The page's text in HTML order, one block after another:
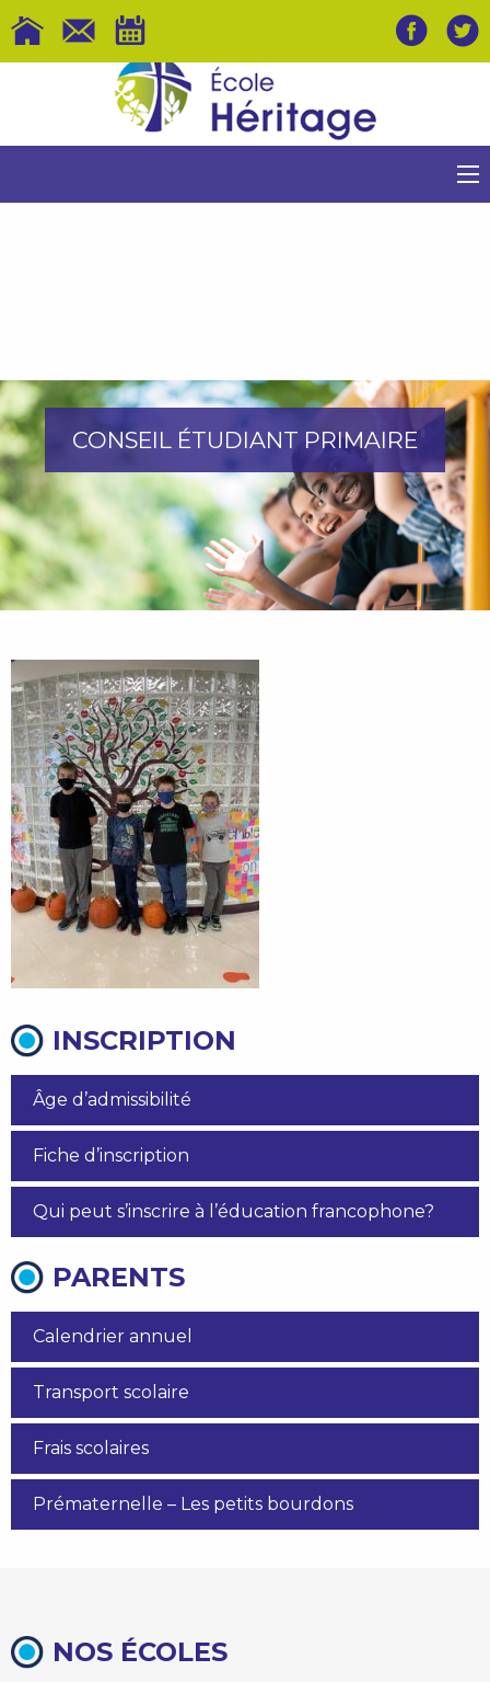
CONSEIL ÉTUDIANT PRIMAIRE
INSCRIPTION
Âge d’admissibilité
Fiche d’inscription
Qui peut s’inscrire à l’éducation francophone?
PARENTS
Calendrier annuel
Transport scolaire
Frais scolaires
Prématernelle – Les petits bourdons
NOS ÉCOLES